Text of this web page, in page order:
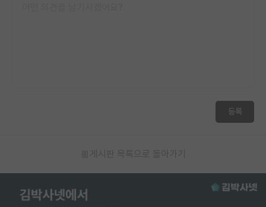
등록
게시판 목록으로 돌아가기